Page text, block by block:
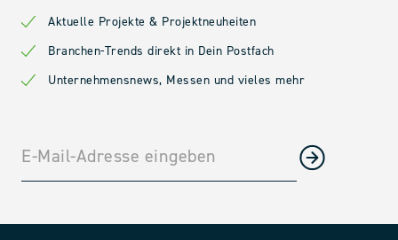
Aktuelle Projekte & Projektneuheiten
Branchen-Trends direkt in Dein Postfach
Unternehmensnews, Messen und vieles mehr